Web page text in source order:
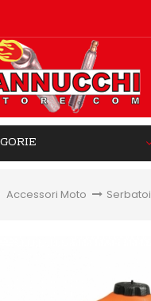
Accessori Moto > Serbatoi